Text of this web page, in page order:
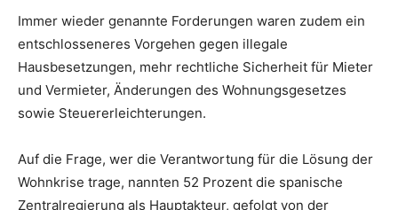
Immer wieder genannte Forderungen waren zudem ein
entschlosseneres Vorgehen gegen illegale
Hausbesetzungen, mehr rechtliche Sicherheit für Mieter
und Vermieter, Änderungen des Wohnungsgesetzes
sowie Steuererleichterungen.
Auf die Frage, wer die Verantwortung für die Lösung der
Wohnkrise trage, nannten 52 Prozent die spanische
Zentralregierung als Hauptakteur, gefolgt von der